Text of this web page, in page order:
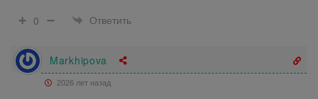
0
Ответить
Markhipova
2026 лет назад